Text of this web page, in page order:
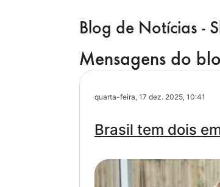
Blocos
Blog de Notícias -
Mensagens do
quarta-feira, 17 dez. 2025, 10:41
Brasil tem dois